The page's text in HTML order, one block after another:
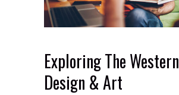
Exploring The Western
Design & Art